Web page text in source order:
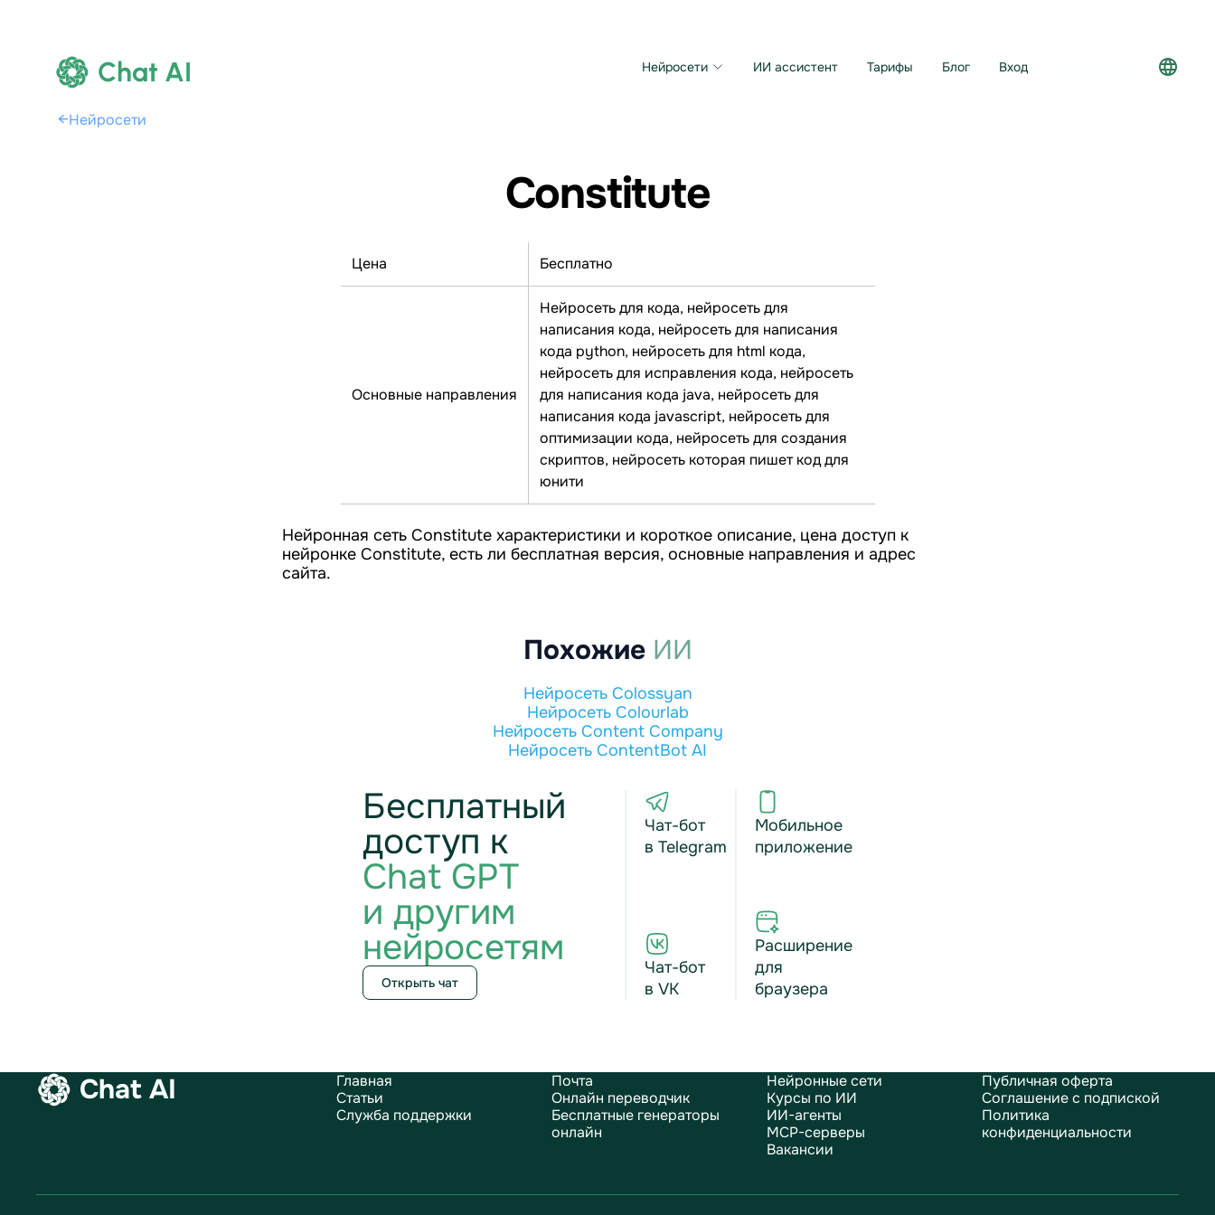
Chat AI Нейросети ИИ ассистент Тарифы Блог Вход
←Нейросети
Constitute
Цена Бесплатно
Основные направления
Нейросеть для кода, нейросеть для
написания кода, нейросеть для написания
кода python, нейросеть для html кода,
нейросеть для исправления кода, нейросеть
для написания кода java, нейросеть для
написания кода javascript, нейросеть для
оптимизации кода, нейросеть для создания
скриптов, нейросеть которая пишет код для
юнити
Нейронная сеть Constitute характеристики и короткое описание, цена доступ к
нейронке Constitute, есть ли бесплатная версия, основные направления и адрес
сайта.
Похожие ИИ
Нейросеть Colossyan
Нейросеть Colourlab
Нейросеть Content Company
Нейросеть ContentBot AI
Бесплатный
доступ к
Chat GPT
и другим
нейросетям
Открыть чат
Чат-бот
в Telegram
Чат-бот
в VK
Мобильное
приложение
Расширение
для
браузера
Chat AI
Главная
Статьи
Служба поддержки
Почта
Онлайн переводчик
Бесплатные генераторы
онлайн
Нейронные сети
Курсы по ИИ
ИИ-агенты
MCP-серверы
Вакансии
Публичная оферта
Соглашение с подпиской
Политика
конфиденциальности